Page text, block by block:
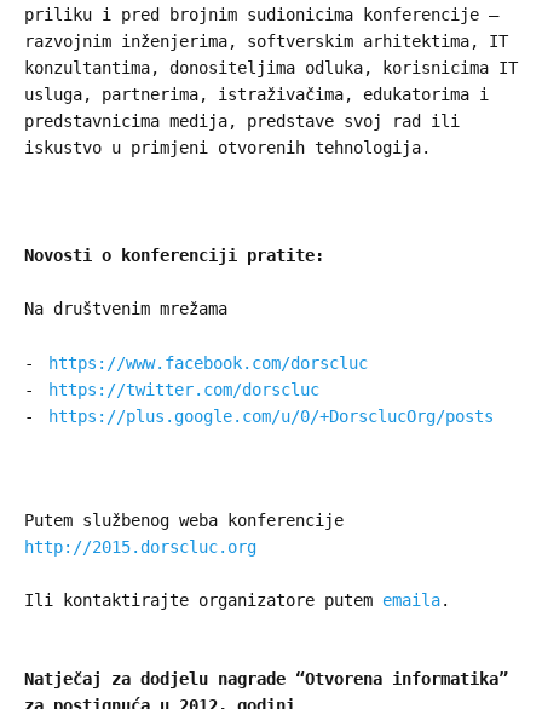
priliku i pred brojnim sudionicima konferencije –
razvojnim inženjerima, softverskim arhitektima, IT
konzultantima, donositeljima odluka, korisnicima IT
usluga, partnerima, istraživačima, edukatorima i
predstavnicima medija, predstave svoj rad ili
iskustvo u primjeni otvorenih tehnologija.
Novosti o konferenciji pratite:
Na društvenim mrežama
https://www.facebook.com/dorscluc
https://twitter.com/dorscluc
https://plus.google.com/u/0/+DorsclucOrg/posts
Putem službenog weba konferencije
http://2015.dorscluc.org
Ili kontaktirajte organizatore putem emaila.
Natječaj za dodjelu nagrade “Otvorena informatika”
za postignuća u 2012. godini